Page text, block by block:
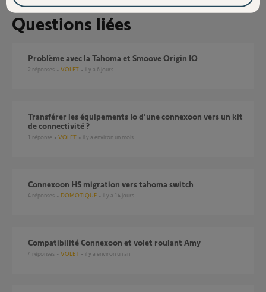
Questions liées
Problème avec la Tahoma et Smoove Origin IO
2 réponses VOLET il y a 6 jours
Transférer les équipements Io d'une connexoon vers un kit
de connectivité ?
1 réponse VOLET il y a environ un mois
Connexoon HS migration vers tahoma switch
4 réponses DOMOTIQUE il y a 14 jours
Compatibilité Connexoon et volet roulant Amy
4 réponses VOLET il y a environ un an